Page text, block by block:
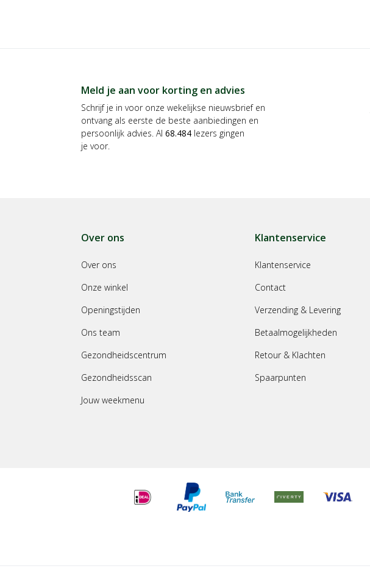
Meld je aan voor korting en advies
Schrijf je in voor onze wekelijkse nieuwsbrief en
ontvang als eerste de beste aanbiedingen en
persoonlijk advies. Al 68.484 lezers gingen
je voor.
Over ons
Over ons
Onze winkel
Openingstijden
Ons team
Gezondheidscentrum
Gezondheidsscan
Jouw weekmenu
Klantenservice
Klantenservice
Contact
Verzending & Levering
Betaalmogelijkheden
Retour & Klachten
Spaarpunten